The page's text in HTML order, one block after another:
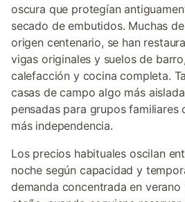
oscura que protegían
secado de embutidos. Muchas
origen centenario, se han
vigas originales y suelos de
calefacción y cocina completa.
casas de campo algo más
pensadas para grupos familiares
más independencia.
Los precios habituales oscilan
noche según capacidad y
demanda concentrada en